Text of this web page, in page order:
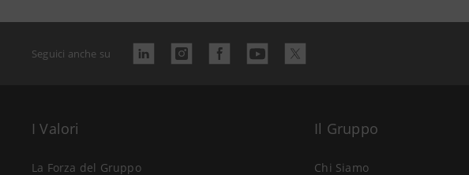
Seguici anche su
I Valori
La Forza del Gruppo
Il Gruppo
Chi Siamo